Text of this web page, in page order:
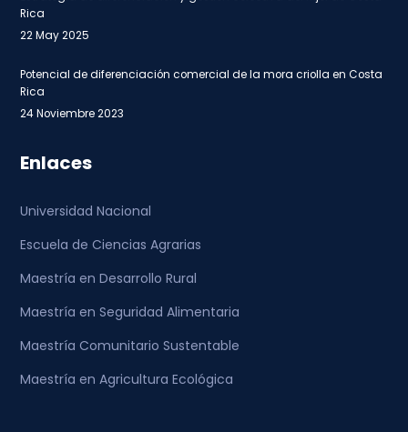
Rica
22 May 2025
Potencial de diferenciación comercial de la mora criolla en Costa
Rica
24 Noviembre 2023
Enlaces
Universidad Nacional
Escuela de Ciencias Agrarias
Maestría en Desarrollo Rural
Maestría en Seguridad Alimentaria
Maestría Comunitario Sustentable
Maestría en Agricultura Ecológica